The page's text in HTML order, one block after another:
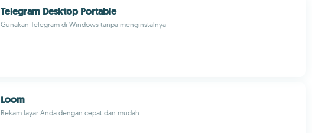
Telegram Desktop Portable
Gunakan Telegram di Windows tanpa menginstalnya
Loom
Rekam layar Anda dengan cepat dan mudah